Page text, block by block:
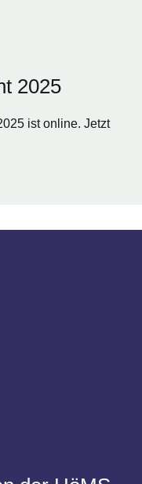
2025
ist online. Jetzt